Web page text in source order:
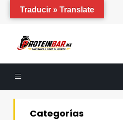
Categorías
Traducir » Translate